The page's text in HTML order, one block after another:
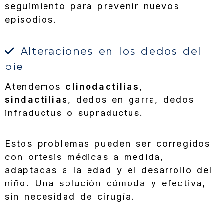
seguimiento para prevenir nuevos
episodios.
Alteraciones en los dedos del
pie
Atendemos clinodactilias,
sindactilias, dedos en garra, dedos
infraductus o supraductus.
Estos problemas pueden ser corregidos
con ortesis médicas a medida,
adaptadas a la edad y el desarrollo del
niño. Una solución cómoda y efectiva,
sin necesidad de cirugía.